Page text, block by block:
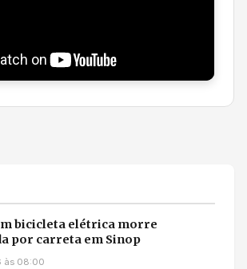
bicicleta elétrica morre
por carreta em Sinop
às 08:00